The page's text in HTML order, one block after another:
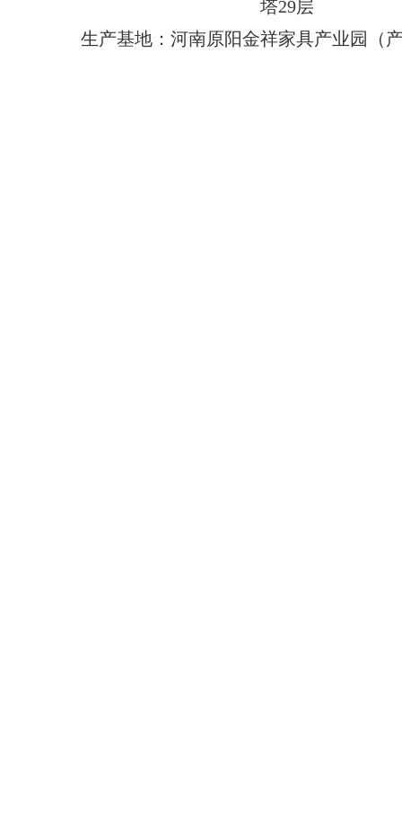
塔29层
生产基地：河南原阳金祥家具产业园（